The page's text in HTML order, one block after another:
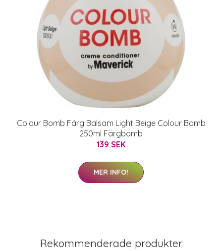
Colour Bomb Färg Balsam Light Beige Colour Bomb
250ml Färgbomb
139 SEK
MER INFO!
Rekommenderade produkter